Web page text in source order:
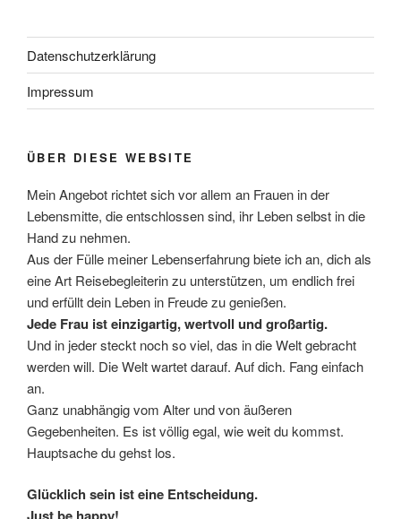
Datenschutzerklärung
Impressum
ÜBER DIESE WEBSITE
Mein Angebot richtet sich vor allem an Frauen in der
Lebensmitte, die entschlossen sind, ihr Leben selbst in die
Hand zu nehmen.
Aus der Fülle meiner Lebenserfahrung biete ich an, dich als
eine Art Reisebegleiterin zu unterstützen, um endlich frei
und erfüllt dein Leben in Freude zu genießen.
Jede Frau ist einzigartig, wertvoll und großartig.
Und in jeder steckt noch so viel, das in die Welt gebracht
werden will. Die Welt wartet darauf. Auf dich. Fang einfach
an.
Ganz unabhängig vom Alter und von äußeren
Gegebenheiten. Es ist völlig egal, wie weit du kommst.
Hauptsache du gehst los.
Glücklich sein ist eine Entscheidung.